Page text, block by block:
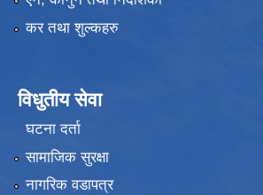
कर तथा शुल्कहरु
विधुतीय सेवा
घटना दर्ता
सामाजिक सुरक्षा
नागरिक वडापत्र